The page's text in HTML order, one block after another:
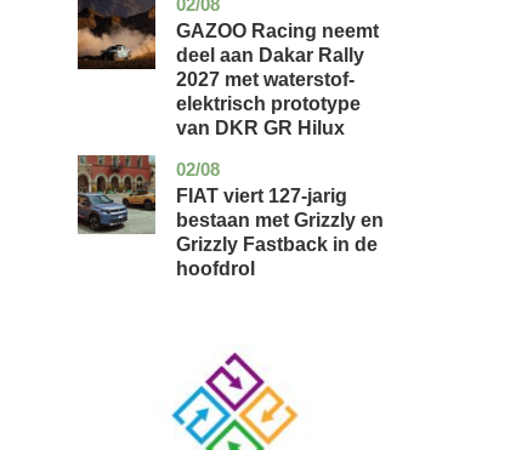
GAZOO Racing neemt
deel aan Dakar Rally
2027 met waterstof-
elektrisch prototype
van DKR GR Hilux
02/08
auto
FIAT viert 127-jarig
bestaan met Grizzly en
Grizzly Fastback in de
hoofdrol